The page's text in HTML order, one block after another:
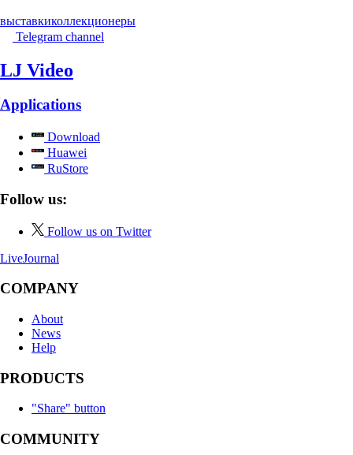
выставкиколлекционеры
Telegram channel
LJ Video
Applications
Download
Huawei
RuStore
Follow us:
Follow us on Twitter
LiveJournal
COMPANY
About
News
Help
PRODUCTS
"Share" button
COMMUNITY